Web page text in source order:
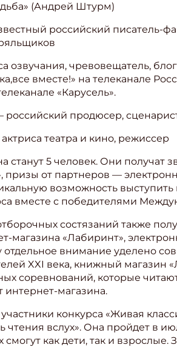
(Андрей Штурм)
российский писатель-
озвучания, чревовещатель,
вместе!» на телеканале
«Карусель».
российский продюсер,
театра и кино, режиссер
станут 5 человек. Они получат
призы от партнеров —
возможность
вместе с победителями
состязаний также
магазина «Лабиринт»,
отдельное внимание уделено
XXI века, книжный
соревнований, которые
интернет-магазина.
конкурса «Живая
чтения вслух». Она пройдет в
смогут как дети, так и